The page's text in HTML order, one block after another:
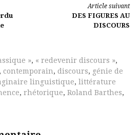
Article suivant
DES FIGURES AU
DISCOURS
», « redevenir discours »,
, contemporain, discours, génie de
linguistique, littérature
, rhétorique, Roland Barthes,